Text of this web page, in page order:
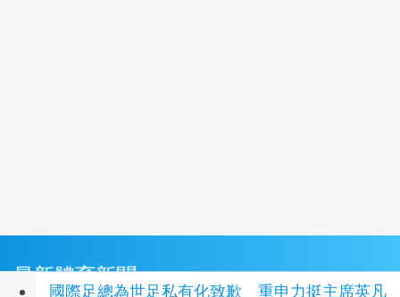
最新體育新聞
國際足總為世足私有化致歉 重申力挺主席英凡